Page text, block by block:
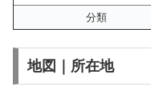
分類
地図｜所在地